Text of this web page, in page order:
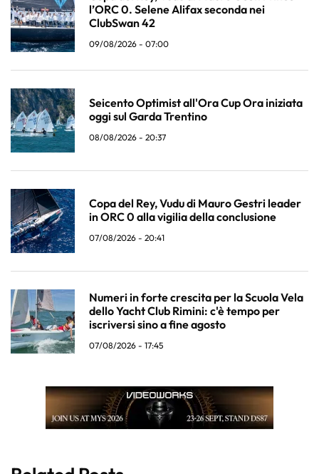
l’ORC 0. Selene Alifax seconda nei
ClubSwan 42
09/08/2026 - 07:00
Seicento Optimist all'Ora Cup Ora iniziata
oggi sul Garda Trentino
08/08/2026 - 20:37
Copa del Rey, Vudu di Mauro Gestri leader
in ORC 0 alla vigilia della conclusione
07/08/2026 - 20:41
Numeri in forte crescita per la Scuola Vela
dello Yacht Club Rimini: c'è tempo per
iscriversi sino a fine agosto
07/08/2026 - 17:45